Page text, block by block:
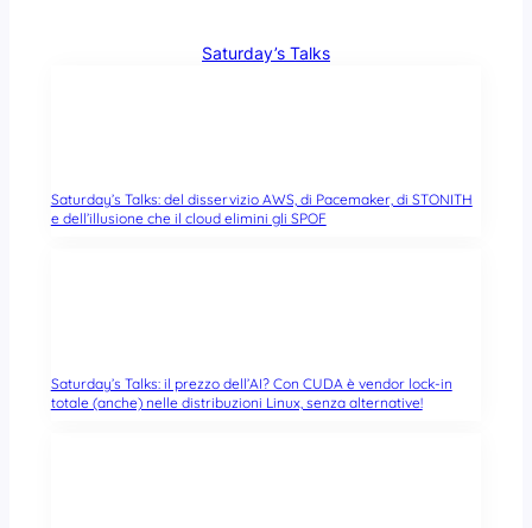
Saturday’s Talks
Saturday’s Talks: del disservizio AWS, di Pacemaker, di STONITH
e dell’illusione che il cloud elimini gli SPOF
Saturday’s Talks: il prezzo dell’AI? Con CUDA è vendor lock-in
totale (anche) nelle distribuzioni Linux, senza alternative!